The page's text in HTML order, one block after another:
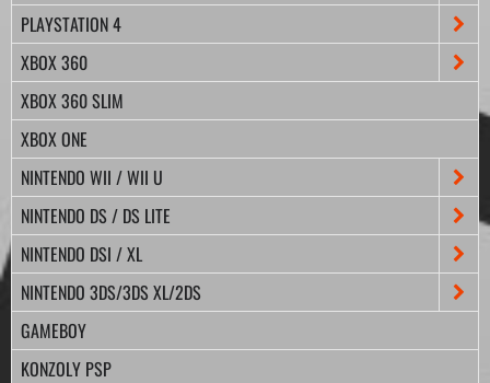
PLAYSTATION 4
XBOX 360
XBOX 360 SLIM
XBOX ONE
NINTENDO WII / WII U
NINTENDO DS / DS LITE
NINTENDO DSI / XL
NINTENDO 3DS/3DS XL/2DS
GAMEBOY
KONZOLY PSP